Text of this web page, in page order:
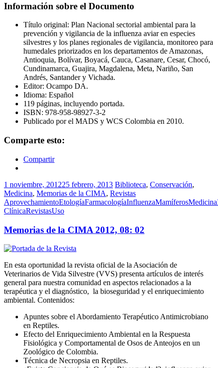
Información sobre el Documento
Título original: Plan Nacional sectorial ambiental para la
prevención y vigilancia de la influenza aviar en especies
silvestres y los planes regionales de vigilancia, monitoreo para
humedales priorizados en los departamentos de Amazonas,
Antioquia, Bolívar, Boyacá, Cauca, Casanare, Cesar, Chocó,
Cundinamarca, Guajira, Magdalena, Meta, Nariño, San
Andrés, Santander y Vichada.
Editor: Ocampo DA.
Idioma: Español
119 páginas, incluyendo portada.
ISBN: 978-958-98927-3-2
Publicado por el MADS y WCS Colombia en 2010.
Comparte esto:
Compartir
1 noviembre, 201225 febrero, 2013 Biblioteca, Conservación,
Medicina, Memorias de la CIMA, Revistas
AprovechamientoEtologíaFarmacologíaInfluenzaMamíferosMedicina
ClínicaRevistasUso
Memorias de la CIMA 2012, 08: 02
En esta oportunidad la revista oficial de la Asociación de
Veterinarios de Vida Silvestre (VVS) presenta artículos de interés
general para nuestra comunidad en aspectos relacionados a la
terapéutica y el diagnóstico, la bioseguridad y el enriquecimiento
ambiental. Contenidos:
Apuntes sobre el Abordamiento Terapéutico Antimicrobiano
en Reptiles.
Efecto del Enriquecimiento Ambiental en la Respuesta
Fisiológica y Comportamental de Osos de Anteojos en un
Zoológico de Colombia.
Técnica de Necropsia en Reptiles.